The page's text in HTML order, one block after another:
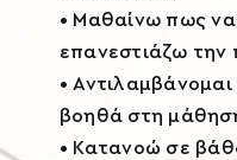
• Μαθαίνω πως να
επανεστιάζω την
• Αντιλαμβάνομαι
βοηθά στη
• Κατανοώ σε